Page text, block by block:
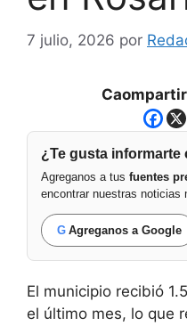
7 julio, 2026 por
¿Te gusta
Agreganos a tus fuentes
encontrar nuestras noticias
G Agreganos a Google
El municipio recibió
el último mes, lo que